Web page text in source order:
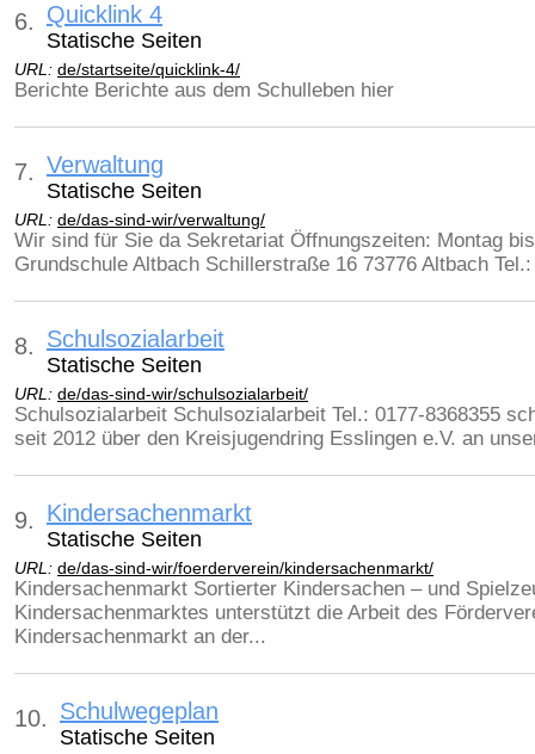
6. Quicklink 4
Statische Seiten
URL: de/startseite/quicklink-4/
Berichte Berichte aus dem Schulleben hier
7. Verwaltung
Statische Seiten
URL: de/das-sind-wir/verwaltung/
Wir sind für Sie da Sekretariat Öffnungszeiten: Montag
Grundschule Altbach Schillerstraße 16 73776 Altbach
8. Schulsozialarbeit
Statische Seiten
URL: de/das-sind-wir/schulsozialarbeit/
Schulsozialarbeit Schulsozialarbeit Tel.: 0177-8368355
seit 2012 über den Kreisjugendring Esslingen e.V. an
9. Kindersachenmarkt
Statische Seiten
URL: de/das-sind-wir/foerderverein/kindersachenmarkt/
Kindersachenmarkt Sortierter Kindersachen – und
Kindersachenmarktes unterstützt die Arbeit des
Kindersachenmarkt an der...
10. Schulwegeplan
Statische Seiten